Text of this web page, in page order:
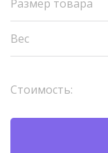
Размер товара
Вес
Стоимость: